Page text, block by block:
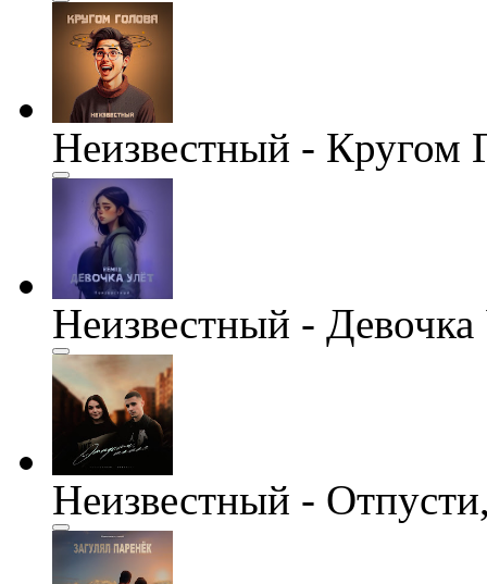
Неизвестный - Кругом
Неизвестный -
Неизвестный -